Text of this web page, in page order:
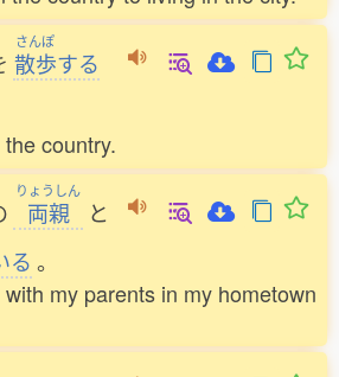
さんぽ
散歩する
country.
りょうしん
両親 と
る 。
my parents in my hometown